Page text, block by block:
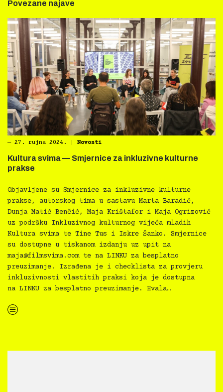
Povezane najave
― 27. rujna 2024. Novosti
Kultura svima — Smjernice za inkluzivne kulturne
prakse
Objavljene su Smjernice za inkluzivne kulturne
prakse, autorskog tima u sastavu Marta Baradić,
Dunja Matić Benčić, Maja Krištafor i Maja Ogrizović
uz podršku Inkluzivnog kulturnog vijeća mladih
Kultura svima te Tine Tus i Iskre Šanko. Smjernice
su dostupne u tiskanom izdanju uz upit na
maja@filmsvima.comte na LINKU za besplatno
preuzimanje. Izrađena je i checklista za provjeru
inkluzivnosti vlastitih praksi koja je dostupna
na LINKU za besplatno preuzimanje. Hvala…
“Kultura svima — Smjernice za inkluzivne kulturne prakse”